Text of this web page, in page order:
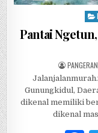
Pantai
AUTHOR:
Gunungkidul,
dikenal memiliki
dikenal